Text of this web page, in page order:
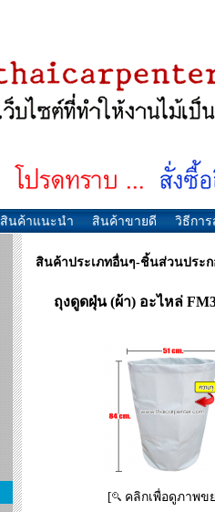
สินค้าแนะนำ สินค้าขายดี วิธีกา
สินค้าประเภทอื่นๆ-ชิ้นส่วนประ
ถุงดูดฝุ่น (ผ้า) อะไหล่
[ คลิกเพื่อดูภาพข